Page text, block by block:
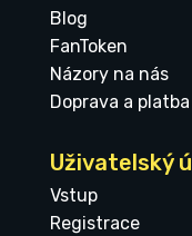
Blog
FanToken
Názory na nás
Doprava a platba
Uživatelský
Vstup
Registrace